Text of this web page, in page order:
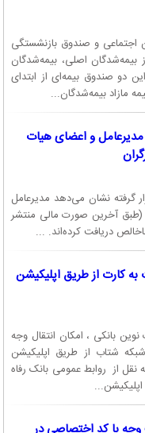
اجتماعی و صندوق بازنشستگی
نفر اعم از بیمه‌شدگان اصلی، بیمه‌شدگان
دو صندوق بیمه‌ای از ابتدای
مازاد بیمه‌شدگان...
و اعضای هیات
گرفته نشان می‌دهد مدیرعامل
(طبق آخرین صورت مالی منتشر
دریافت کرده‌اند. ...
به کارت از طریق اپلیکیشن
بانکی ، امکان انتقال وجه
شتاب از طریق اپلیکیشن
از روابط عمومی بانک رفاه